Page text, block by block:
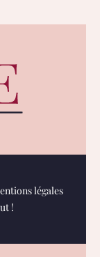
légales
!